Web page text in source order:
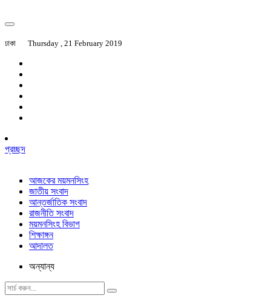
ঢাকা Thursday , 21 February 2019
প্রচ্ছদ
আজকের ময়মনসিংহ
জাতীয় সংবাদ
আন্তর্জাতিক সংবাদ
রাজনীতি সংবাদ
ময়মনসিংহ বিভাগ
শিক্ষাঙ্গন
আদালত
অন্যান্য